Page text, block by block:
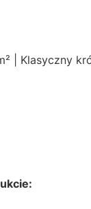
| Klasyczny